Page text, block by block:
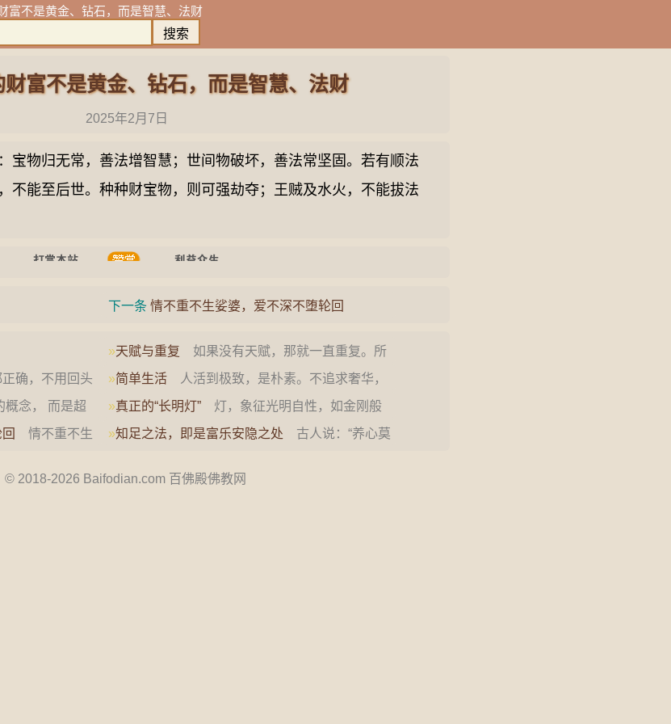
富不是黄金、钻石，而是智慧、法财
富不是黄金、钻石，而是智慧、法财
2025年2月7日
物归无常，善法增智慧；世间物破坏，善法常坚固。若有顺法
不能至后世。种种财宝物，则可强劫夺；王贼及水火，不能拔法
下一条 情不重不生娑婆，爱不深不堕轮回
»天赋与重复 如果没有天赋，那就一直重复。所
有的努力，不是为了让别人…
确，不用回头
»简单生活人活到极致，是朴素。不追求奢华，
不需要太多物质，只希望过…
念， 而是超
»真正的“长明灯”灯，象征光明自性，如金刚般
若智慧一样能照破无明黑…
情不重不生
»知足之法，即是富乐安隐之处 古人说：“养心莫
© 2018-2026 Baifodian.com 百佛殿佛教网